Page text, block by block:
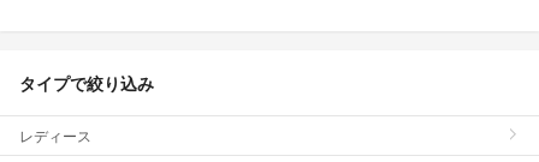
タイプで絞り込み
レディース